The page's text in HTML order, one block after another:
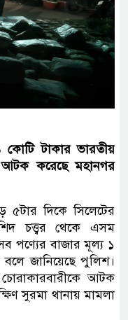
কোটি টাকার ভারতীয়
আটক করেছে মহানগর
৫টার দিকে সিলেটের
চত্ত্বর থেকে এসম
পণ্যের বাজার মূল্য ১
জানিয়েছে পুলিশ।
আটক
সুরমা থানায় মামলা